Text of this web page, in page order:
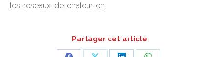
les-reseaux-de-chaleur-en
Partager cet article